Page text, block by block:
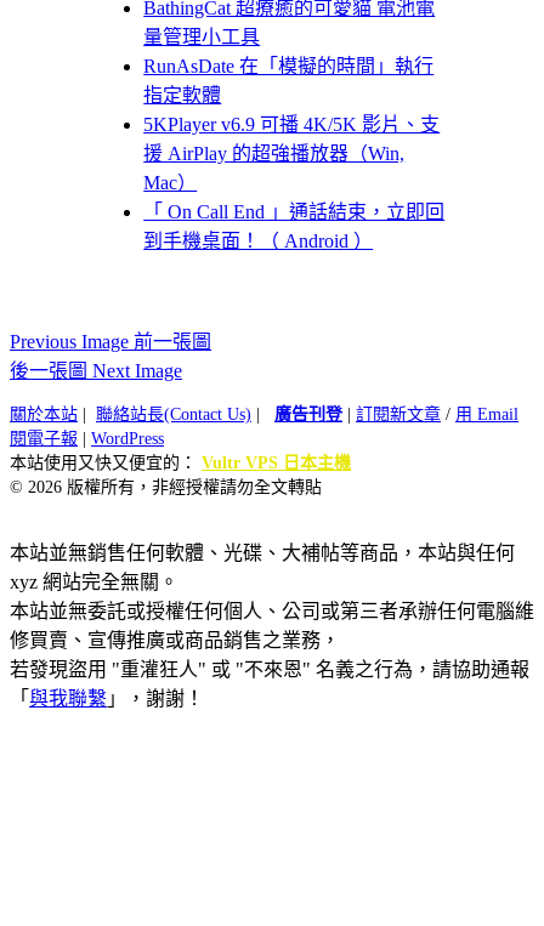
BathingCat 超療癒的可愛貓 電池電
量管理小工具
RunAsDate 在「模擬的時間」執行
指定軟體
5KPlayer v6.9 可播 4K/5K 影片、支
援 AirPlay 的超強播放器（Win,
Mac）
「 On Call End 」通話結束，立即回
到手機桌面！（ Android ）
Previous Image 前一張圖
後一張圖 Next Image
關於本站 聯絡站長(Contact Us) 廣告刊登| 訂閱新文章 / 用 Email
閱電子報
WordPress
本站使用又快又便宜的： Vultr VPS 日本主機
© 2026 版權所有，非經授權請勿全文轉貼
本站並無銷售任何軟體、光碟、大補帖等商品，本站與任何
xyz 網站完全無關。
本站並無委託或授權任何個人、公司或第三者承辦任何電腦維
修買賣、宣傳推廣或商品銷售之業務，
若發現盜用 "重灌狂人" 或 "不來恩" 名義之行為，請協助通報
「 與我聯繫 」，謝謝！